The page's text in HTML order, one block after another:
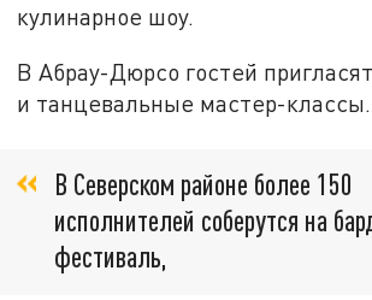
кулинарное шоу.
В Абрау-Дюрсо гостей
и танцевальные мастер-классы.
В Северском районе более 150
исполнителей соберутся на
фестиваль,